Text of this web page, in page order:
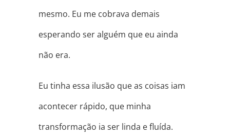
mesmo. Eu me cobrava demais
esperando ser alguém que eu ainda
não era.
Eu tinha essa ilusão que as coisas iam
acontecer rápido, que minha
transformação ia ser linda e fluída.